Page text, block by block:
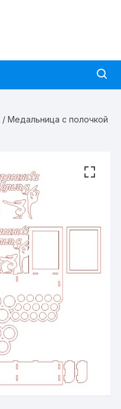
/ Медальница с полочкой